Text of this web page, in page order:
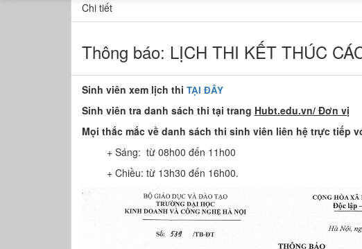
Chi tiết
Thông báo: LỊCH THI KẾT THÚC
Sinh viên xem lịch thi TẠI ĐÂY
Sinh viên tra danh sách thi tại trang Hubt.edu.vn/ Đơn vị
Mọi thắc mắc về danh sách thi sinh viên liên hệ trực tiếp
+ Sáng: từ 08h00 đến 11h00
+ Chiều: từ 13h30 đến 16h00.